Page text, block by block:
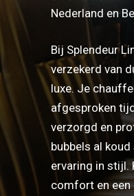
Nederland en
Bij Splendeur
verzekerd van
luxe. Je
afgesproken
verzorgd en
bubbels al
ervaring in stijl.
comfort en een